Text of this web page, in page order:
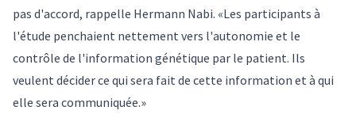
pas d'accord, rappelle Hermann Nabi. «Les participants à
l'étude penchaient nettement vers l'autonomie et le
contrôle de l'information génétique par le patient. Ils
veulent décider ce qui sera fait de cette information et à qui
elle sera communiquée.»